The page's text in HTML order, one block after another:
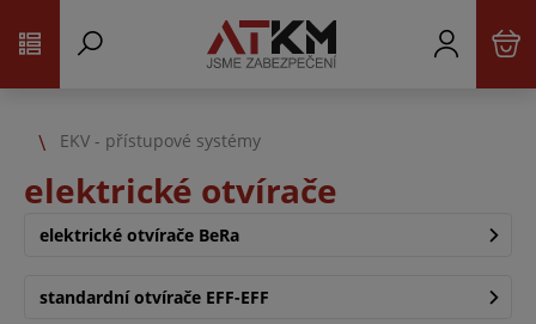
EKV - přístupové systémy
elektrické otvírače
elektrické otvírače BeRa
standardní otvírače EFF-EFF